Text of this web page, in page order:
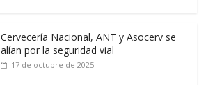
Cervecería Nacional, ANT y Asocerv se
alían por la seguridad vial
17 de octubre de 2025